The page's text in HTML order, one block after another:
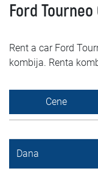
Ford
Rent a car Ford
kombija. Renta
Cene
Dana